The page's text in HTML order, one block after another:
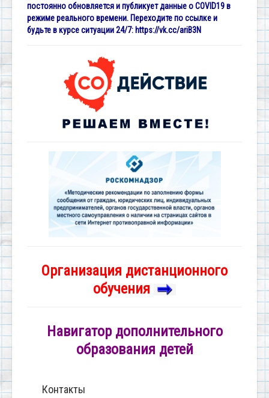
постоянно обновляется и публикует данные о COVID19 в
режиме реального времени. Переходите по ссылке и
будьте в курсе ситуации 24/7: https://vk.cc/ariB3N
Организация дистанционного
обучения
Навигатор дополнительного
образования детей
Контакты